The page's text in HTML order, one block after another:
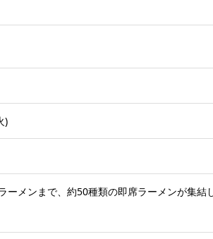
)
ーメンまで、約50種類の即席ラーメンが集結